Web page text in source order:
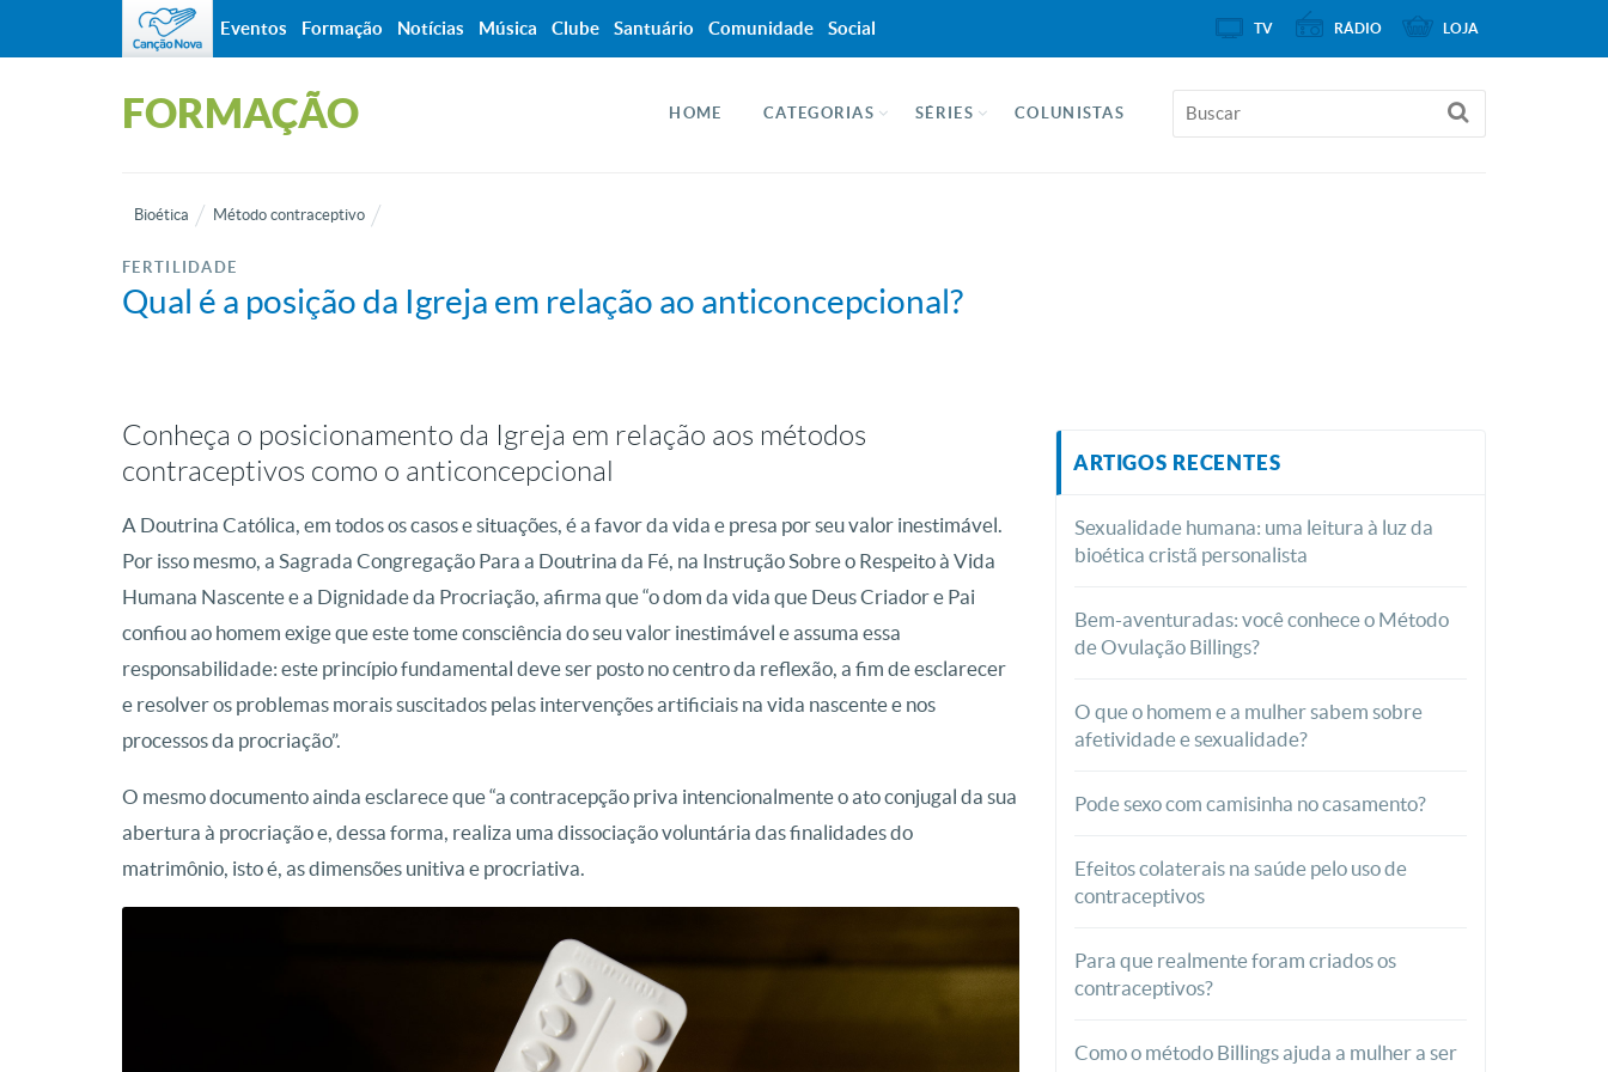
FORMAÇÃO HOME CATEGORIAS SÉRIES COLUNISTAS
Bioética Método contraceptivo
FERTILIDADE
Qual é a posição da Igreja em relação ao anticoncepcional?
Conheça o posicionamento da Igreja em relação aos métodos
contraceptivos como o anticoncepcional
A Doutrina Católica, em todos os casos e situações, é a favor da vida e presa por seu valor inestimável.
Por isso mesmo, a Sagrada Congregação Para a Doutrina da Fé, na Instrução Sobre o Respeito à Vida
Humana Nascente e a Dignidade da Procriação, afirma que “o dom da vida que Deus Criador e Pai
confiou ao homem exige que este tome consciência do seu valor inestimável e assuma essa
responsabilidade: este princípio fundamental deve ser posto no centro da reflexão, a fim de esclarecer
e resolver os problemas morais suscitados pelas intervenções artificiais na vida nascente e nos
processos da procriação”.
O mesmo documento ainda esclarece que “a contracepção priva intencionalmente o ato conjugal da sua
abertura à procriação e, dessa forma, realiza uma dissociação voluntária das finalidades do
matrimônio, isto é, as dimensões unitiva e procriativa.
ARTIGOS RECENTES
Sexualidade humana: uma leitura à luz da
bioética cristã personalista
Bem-aventuradas: você conhece o Método
de Ovulação Billings?
O que o homem e a mulher sabem sobre
afetividade e sexualidade?
Pode sexo com camisinha no casamento?
Efeitos colaterais na saúde pelo uso de
contraceptivos
Para que realmente foram criados os
contraceptivos?
Como o método Billings ajuda a mulher a ser
Eventos Formação Notícias Música Clube Santuário Comunidade Social TV RÁDIO LOJA